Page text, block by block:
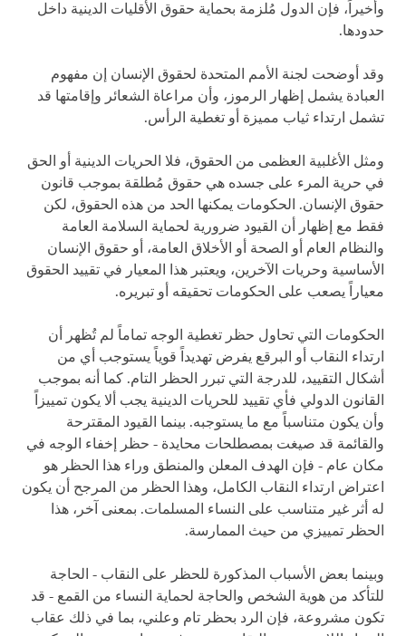
وأخيراً، فإن الدول مُلزمة بحماية حقوق الأقليات الدينية داخل
حدودها.
وقد أوضحت لجنة الأمم المتحدة لحقوق الإنسان إن مفهوم
العبادة يشمل إظهار الرموز، وأن مراعاة الشعائر وإقامتها قد
تشمل ارتداء ثياب مميزة أو تغطية الرأس.
ومثل الأغلبية العظمى من الحقوق، فلا الحريات الدينية أو الحق
في حرية المرء على جسده هي حقوق مُطلقة بموجب قانون
حقوق الإنسان. الحكومات يمكنها الحد من هذه الحقوق، لكن
فقط مع إظهار أن القيود ضرورية لحماية السلامة العامة
والنظام العام أو الصحة أو الأخلاق العامة، أو حقوق الإنسان
الأساسية وحريات الآخرين، ويعتبر هذا المعيار في تقييد الحقوق
معياراً يصعب على الحكومات تحقيقه أو تبريره.
الحكومات التي تحاول حظر تغطية الوجه تماماً لم تُظهر أن
ارتداء النقاب أو البرقع يفرض تهديداً قوياً يستوجب أي من
أشكال التقييد، للدرجة التي تبرر الحظر التام. كما أنه بموجب
القانون الدولي فأي تقييد للحريات الدينية يجب ألا يكون تمييزاً
وأن يكون متناسباً مع ما يستوجبه. بينما القيود المقترحة
والقائمة قد صيغت بمصطلحات محايدة - حظر إخفاء الوجه في
مكان عام - فإن الهدف المعلن والمنطق وراء هذا الحظر هو
اعتراض ارتداء النقاب الكامل، وهذا الحظر من المرجح أن يكون
له أثر غير متناسب على النساء المسلمات. بمعنى آخر، هذا
الحظر تمييزي من حيث الممارسة.
وبينما بعض الأسباب المذكورة للحظر على النقاب - الحاجة
للتأكد من هوية الشخص والحاجة لحماية النساء من القمع - قد
تكون مشروعة، فإن الرد بحظر تام وعلني، بما في ذلك عقاب